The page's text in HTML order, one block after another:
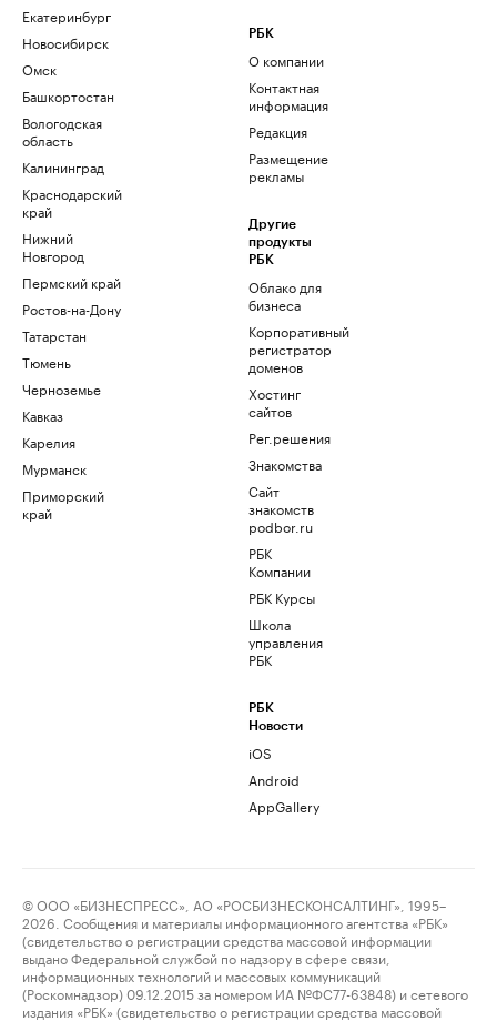
Екатеринбург
Новосибирск
Омск
Башкортостан
Вологодская
область
Калининград
Краснодарский
край
Нижний
Новгород
Пермский край
Ростов-на-Дону
Татарстан
Тюмень
Черноземье
Кавказ
Карелия
Мурманск
Приморский
край
РБК
О компании
Контактная
информация
Редакция
Размещение
рекламы
Другие
продукты
РБК
Облако для
бизнеса
Корпоративный
регистратор
доменов
Хостинг
сайтов
Рег.решения
Знакомства
Сайт
знакомств
podbor.ru
РБК
Компании
РБК Курсы
Школа
управления
РБК
РБК
Новости
iOS
Android
AppGallery
© ООО «БИЗНЕСПРЕСС», АО «РОСБИЗНЕСКОНСАЛТИНГ», 1995–
2026. Сообщения и материалы информационного агентства «РБК»
(свидетельство о регистрации средства массовой информации
выдано Федеральной службой по надзору в сфере связи,
информационных технологий и массовых коммуникаций
(Роскомнадзор) 09.12.2015 за номером ИА №ФС77-63848) и сетевого
издания «РБК» (свидетельство о регистрации средства массовой